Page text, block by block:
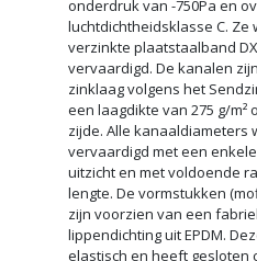
onderdruk van -750Pa en
luchtdichtheidsklasse C. Ze
verzinkte plaatstaalband
vervaardigd. De kanalen
zinklaag volgens het
een laagdikte van 275 g/m²
zijde. Alle kanaaldiameters
vervaardigd met een
uitzicht en met voldoende
lengte. De vormstukken
zijn voorzien van een
lippendichting uit EPDM.
elastisch en heeft gesloten